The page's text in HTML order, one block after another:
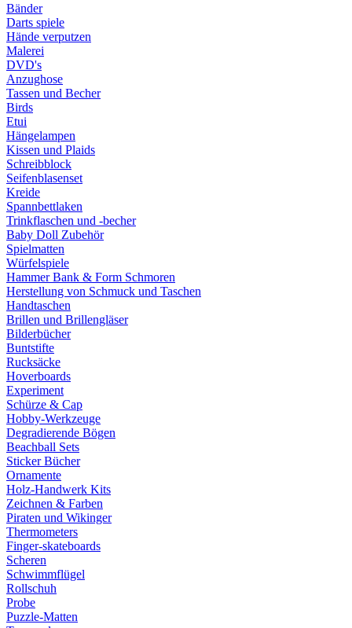
Bänder
Darts spiele
Hände verputzen
Malerei
DVD's
Anzughose
Tassen und Becher
Birds
Etui
Hängelampen
Kissen und Plaids
Schreibblock
Seifenblasenset
Kreide
Spannbettlaken
Trinkflaschen und -becher
Baby Doll Zubehör
Spielmatten
Würfelspiele
Hammer Bank & Form Schmoren
Herstellung von Schmuck und Taschen
Handtaschen
Brillen und Brillengläser
Bilderbücher
Buntstifte
Rucksäcke
Hoverboards
Experiment
Schürze & Cap
Hobby-Werkzeuge
Degradierende Bögen
Beachball Sets
Sticker Bücher
Ornamente
Holz-Handwerk Kits
Zeichnen & Farben
Piraten und Wikinger
Thermometers
Finger-skateboards
Scheren
Schwimmflügel
Rollschuh
Probe
Puzzle-Matten